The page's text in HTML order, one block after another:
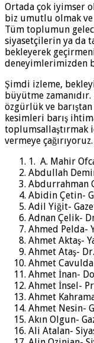
Ortada çok iyimser
biz umutlu olmak
Tüm toplumun
siyasetçilerin ya da
bekleyerek
deneyimlerimizden
Şimdi izleme,
büyütme
özgürlük ve
kesimleri barış
toplumsallaştırmak
vermeye çağırıyoruz.
1. A. Mahir
Abdullah
Abdurrahman
Abidin Çetin-
Adil Yiğit-
Adnan Çelik-
Ahmed Pelda-
Ahmet Aktaş-
Ahmet Ataş-
Ahmet
Ahmet İnan-
Ahmet İnsel-
Ahmet
Ahmet Nesin-
Akın Olgun-
Ali Atalan-